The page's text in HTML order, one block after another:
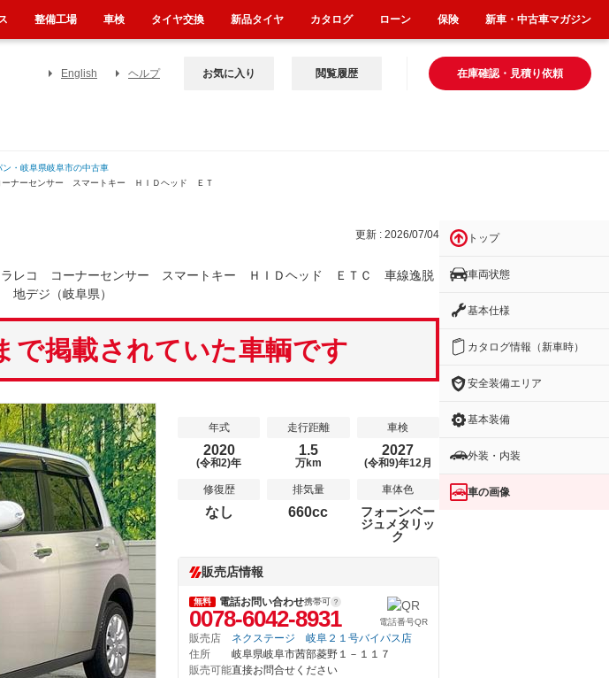
English ヘルプ 在庫確認・見積り依頼
お気に入り 閲覧履歴
ン・岐阜県岐阜市の中古車
ナーセンサー スマートキー ＨＩＤヘッド ＥＴ
更新 : 2026/07/04
レコ コーナーセンサー スマートキー ＨＩＤヘッド ＥＴＣ 車線逸脱
デジ（岐阜県）
で掲載されていた車輌です
年式
2020
(令和2)年
走行距離
1.5
万km
車検
2027
(令和9)年12月
修復歴
なし
排気量
660cc
車体色
フォーンベー
ジュメタリッ
ク
販売店情報
無料 電話お問い合わせ携帯可
0078-6042-8931 電話番号QR
販売店
ネクステージ 岐阜２１号バイパス店
住所
岐阜県岐阜市茜部菱野１－１１７
販売可能直接お問合せください
トップ
車両状態
基本仕様
カタログ情報（新車時）
安全装備エリア
基本装備
外装・内装
車の画像
整備工場 車検 タイヤ交換 新品タイヤ カタログ ローン 保険 新車・中古車マガジン